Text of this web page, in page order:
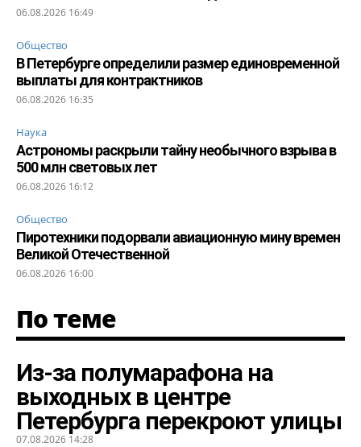
06.08.2026 16:49
Общество
В Петербурге определили размер единовременной
выплаты для контрактников
06.08.2026 16:35
Наука
Астрономы раскрыли тайну необычного взрыва в
500 млн световых лет
06.08.2026 16:12
Общество
Пиротехники подорвали авиационную мину времен
Великой Отечественной
06.08.2026 16:00
По теме
Из-за полумарафона на
выходных в центре
Петербурга перекроют улицы
07.08.2026 14:28